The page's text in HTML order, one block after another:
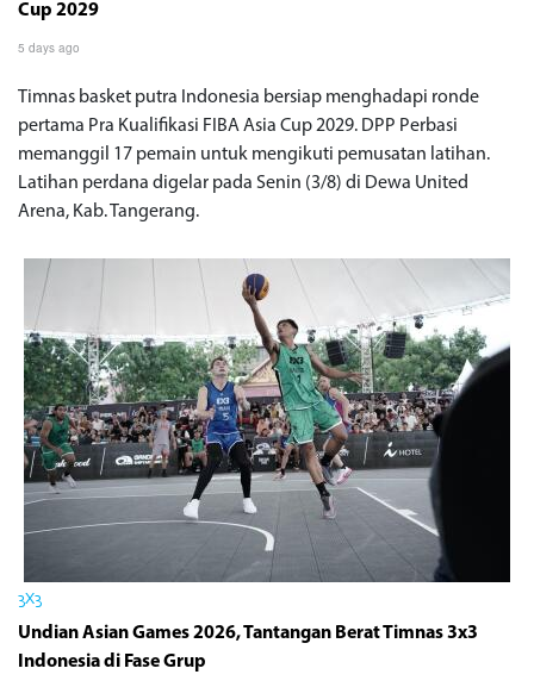
Cup 2029
5 days ago
Timnas basket putra Indonesia bersiap menghadapi ronde
pertama Pra Kualifikasi FIBA Asia Cup 2029. DPP Perbasi
memanggil 17 pemain untuk mengikuti pemusatan latihan.
Latihan perdana digelar pada Senin (3/8) di Dewa United
Arena, Kab. Tangerang.
3X3
Undian Asian Games 2026, Tantangan Berat Timnas 3x3
Indonesia di Fase Grup